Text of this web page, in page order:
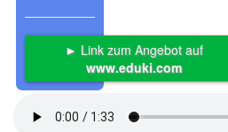
► Link zum Angebot auf
www.eduki.com